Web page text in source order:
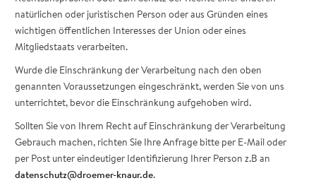
natürlichen oder juristischen Person oder aus Gründen eines
wichtigen öffentlichen Interesses der Union oder eines
Mitgliedstaats verarbeiten.
Wurde die Einschränkung der Verarbeitung nach den oben
genannten Voraussetzungen eingeschränkt, werden Sie von uns
unterrichtet, bevor die Einschränkung aufgehoben wird.
Sollten Sie von Ihrem Recht auf Einschränkung der Verarbeitung
Gebrauch machen, richten Sie Ihre Anfrage bitte per E-Mail oder
per Post unter eindeutiger Identifizierung Ihrer Person z.B an
datenschutz@droemer-knaur.de.